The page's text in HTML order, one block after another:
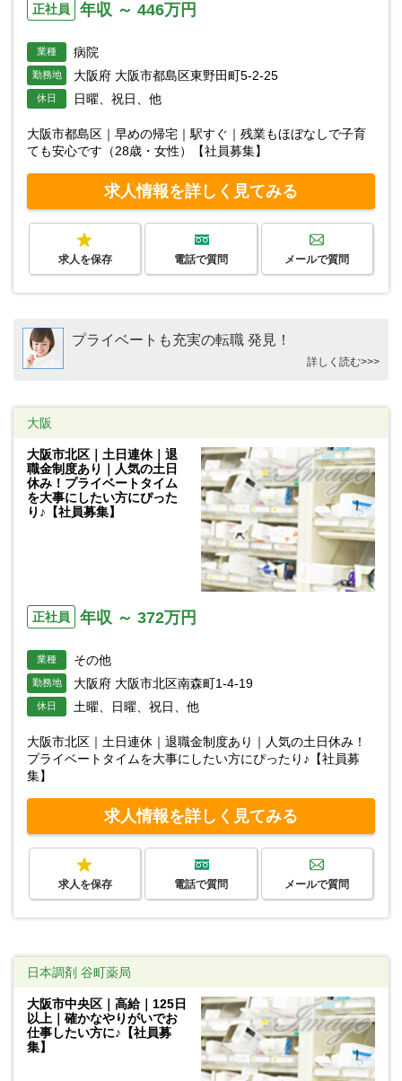
正社員 年収 ～ 446万円
業種 病院
勤務地 大阪府 大阪市都島区東野田町5-2-25
休日 日曜、祝日、他
大阪市都島区｜早めの帰宅｜駅すぐ｜残業もほぼなしで子育
ても安心です（28歳・女性）【社員募集】
求人情報を詳しく見てみる
求人を保存 電話で質問 メールで質問
プライベートも充実の転職 発見！
詳しく読む>>>
大阪
大阪市北区｜土日連休｜退
職金制度あり｜人気の土日
休み！プライベートタイム
を大事にしたい方にぴった
り♪【社員募集】
正社員 年収 ～ 372万円
業種 その他
勤務地 大阪府 大阪市北区南森町1-4-19
休日 土曜、日曜、祝日、他
大阪市北区｜土日連休｜退職金制度あり｜人気の土日休み！
プライベートタイムを大事にしたい方にぴったり♪【社員募
集】
求人情報を詳しく見てみる
求人を保存 電話で質問 メールで質問
日本調剤 谷町薬局
大阪市中央区｜高給｜125日
以上｜確かなやりがいでお
仕事したい方に♪【社員募
集】